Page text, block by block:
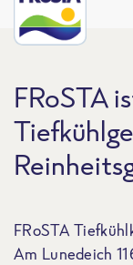
FRoSTA
FRoSTA
Am Lunedeich